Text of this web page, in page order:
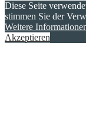
Diese Seite
stimmen Sie der
Weitere
Akzeptieren